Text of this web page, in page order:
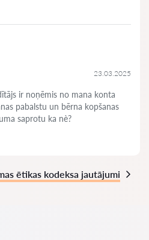
23.03.2025
ir noņēmis no mana konta
pabalstu un bērna kopšanas
saprotu ka nè?
ētikas kodeksa jautājumi